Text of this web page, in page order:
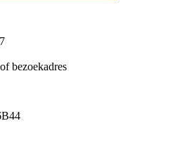
bezoekadres